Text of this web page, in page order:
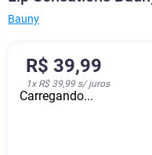
Bauny
R$ 39,99
1x R$ 39,99s/ juros
Carregando...